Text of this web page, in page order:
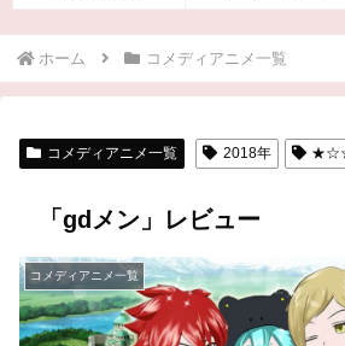
ホーム コメディアニメ一覧
コメディアニメ一覧 2018年
「gdメン」レビュー
コメディアニメ一覧